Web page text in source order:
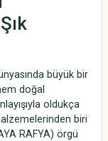
büyük bir
doğal
oldukça
biri
RAFYA) örgü